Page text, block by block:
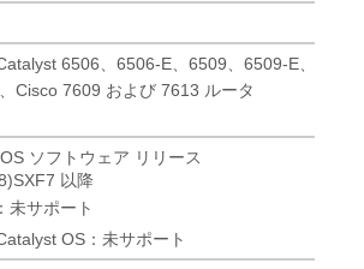
6506、6506-E、6509、6509-E、
Cisco 7609 および 7613 ルータ
ソフトウェア リリース
以降
未サポート
OS：未サポート